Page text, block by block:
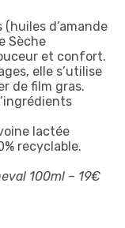
(huiles d’amande
Sèche
et confort.
elle s’utilise
de film gras.
lactée
recyclable.
100ml – 19€